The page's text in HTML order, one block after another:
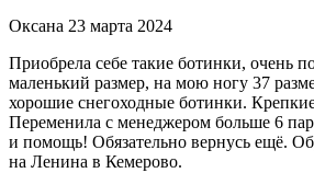
Оксана 23 марта 2024
Приобрела себе такие ботинки, очень
маленький размер, на мою ногу 37
хорошие снегоходные ботинки.
Переменила с менеджером больше 6
и помощь! Обязательно вернусь ещё.
на Ленина в Кемерово.